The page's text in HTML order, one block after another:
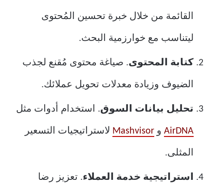
القائمة من خلال خبرة تحسين المُحتوى
ليتناسب مع خوارزمية البحث.
كتابة المحتوى. صياغة محتوى مُقنع لجذب
الضيوف وزيادة معدلات تحويل عملائك.
تحليل بيانات السوق. استخدام أدوات مثل
AirDNA و Mashvisor لاستراتيجيات التسعير
المثلى.
استراتيجية خدمة العملاء. تعزيز رضا